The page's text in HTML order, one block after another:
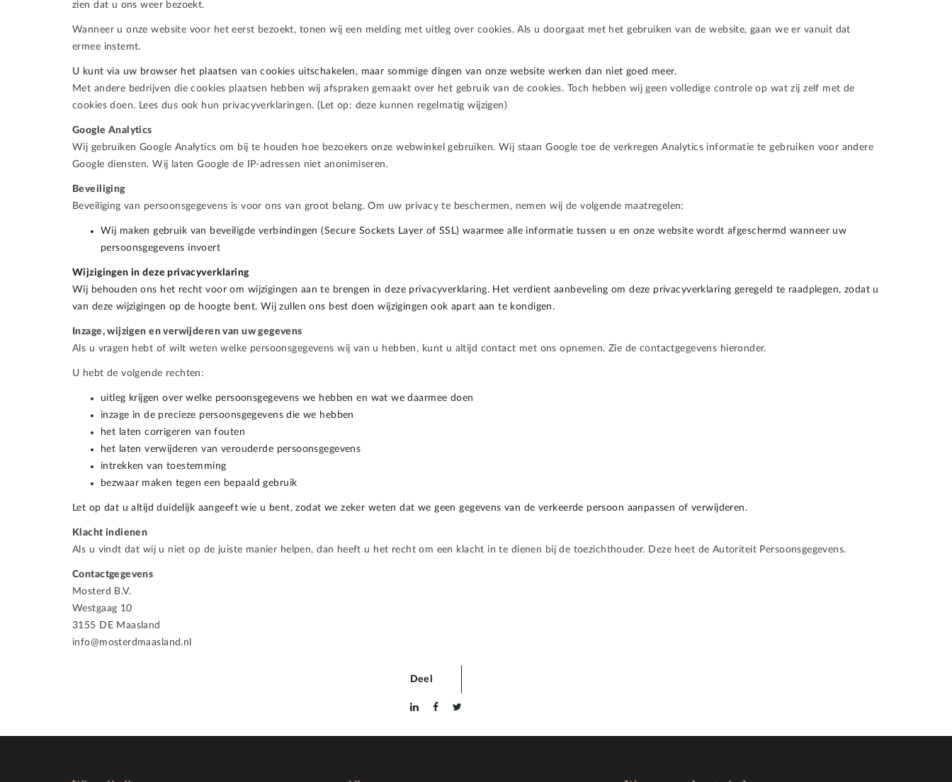
zien dat u ons weer bezoekt.
Wanneer u onze website voor het eerst bezoekt, tonen wij een melding met uitleg over cookies. Als u doorgaat met het gebruiken van de website, gaan we er vanuit dat
ermee instemt.
U kunt via uw browser het plaatsen van cookies uitschakelen, maar sommige dingen van onze website werken dan niet goed meer.
Met andere bedrijven die cookies plaatsen hebben wij afspraken gemaakt over het gebruik van de cookies. Toch hebben wij geen volledige controle op wat zij zelf met de
cookies doen. Lees dus ook hun privacyverklaringen. (Let op: deze kunnen regelmatig wijzigen)
Google Analytics
Wij gebruiken Google Analytics om bij te houden hoe bezoekers onze webwinkel gebruiken. Wij staan Google toe de verkregen Analytics informatie te gebruiken voor andere
Google diensten. Wij laten Google de IP-adressen niet anonimiseren.
Beveiliging
Beveiliging van persoonsgegevens is voor ons van groot belang. Om uw privacy te beschermen, nemen wij de volgende maatregelen:
Wij maken gebruik van beveiligde verbindingen (Secure Sockets Layer of SSL) waarmee alle informatie tussen u en onze website wordt afgeschermd wanneer uw
persoonsgegevens invoert
Wijzigingen in deze privacyverklaring
Wij behouden ons het recht voor om wijzigingen aan te brengen in deze privacyverklaring. Het verdient aanbeveling om deze privacyverklaring geregeld te raadplegen, zodat u
van deze wijzigingen op de hoogte bent. Wij zullen ons best doen wijzigingen ook apart aan te kondigen.
Inzage, wijzigen en verwijderen van uw gegevens
Als u vragen hebt of wilt weten welke persoonsgegevens wij van u hebben, kunt u altijd contact met ons opnemen. Zie de contactgegevens hieronder.
U hebt de volgende rechten:
uitleg krijgen over welke persoonsgegevens we hebben en wat we daarmee doen
inzage in de precieze persoonsgegevens die we hebben
het laten corrigeren van fouten
het laten verwijderen van verouderde persoonsgegevens
intrekken van toestemming
bezwaar maken tegen een bepaald gebruik
Let op dat u altijd duidelijk aangeeft wie u bent, zodat we zeker weten dat we geen gegevens van de verkeerde persoon aanpassen of verwijderen.
Klacht indienen
Als u vindt dat wij u niet op de juiste manier helpen, dan heeft u het recht om een klacht in te dienen bij de toezichthouder. Deze heet de Autoriteit Persoonsgegevens.
Contactgegevens
Mosterd B.V.
Westgaag 10
3155 DE Maasland
info@mosterdmaasland.nl
Deel